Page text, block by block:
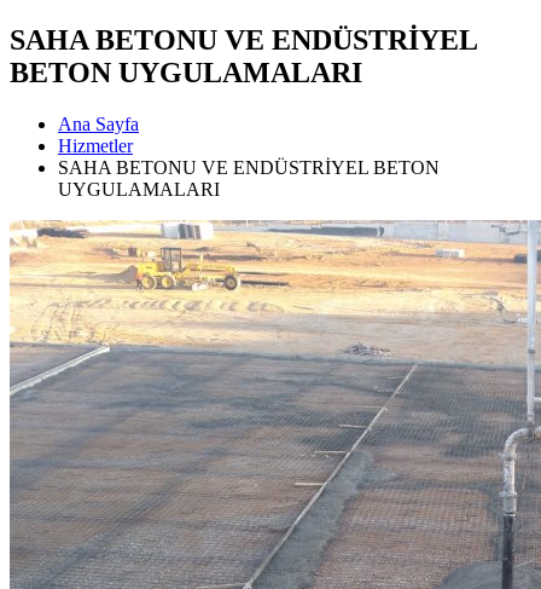
SAHA BETONU VE ENDÜSTRİYEL
BETON UYGULAMALARI
Ana Sayfa
Hizmetler
SAHA BETONU VE ENDÜSTRİYEL BETON
UYGULAMALARI